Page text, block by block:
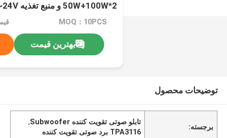
2*50W+100W و منبع تغذیه DC12~24V
MOQ：10PCS
بهترین قیمت
توضیحات محصول
برجسته:
تابلو صوتی تقویت کننده Subwoofer
,
TPA3116 برد صوتی تقویت کننده